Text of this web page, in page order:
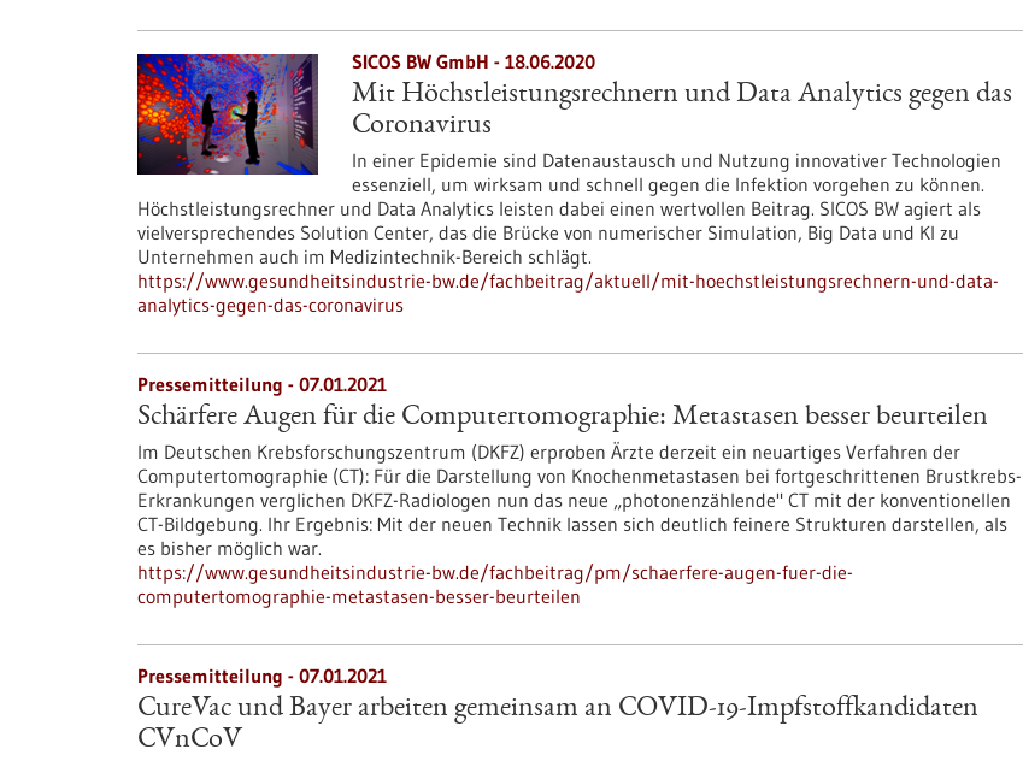
SICOS BW GmbH - 18.06.2020
Mit Höchstleistungsrechnern und Data Analytics gegen das
Coronavirus
In einer Epidemie sind Datenaustausch und Nutzung innovativer Technologien
essenziell, um wirksam und schnell gegen die Infektion vorgehen zu können.
Höchstleistungsrechner und Data Analytics leisten dabei einen wertvollen Beitrag. SICOS BW agiert als
vielversprechendes Solution Center, das die Brücke von numerischer Simulation, Big Data und KI zu
Unternehmen auch im Medizintechnik-Bereich schlägt.
https://www.gesundheitsindustrie-bw.de/fachbeitrag/aktuell/mit-hoechstleistungsrechnern-und-data-
analytics-gegen-das-coronavirus
Pressemitteilung - 07.01.2021
Schärfere Augen für die Computertomographie: Metastasen besser beurteilen
Im Deutschen Krebsforschungszentrum (DKFZ) erproben Ärzte derzeit ein neuartiges Verfahren der
Computertomographie (CT): Für die Darstellung von Knochenmetastasen bei fortgeschrittenen Brustkrebs-
Erkrankungen verglichen DKFZ-Radiologen nun das neue „photonenzählende" CT mit der konventionellen
CT-Bildgebung. Ihr Ergebnis: Mit der neuen Technik lassen sich deutlich feinere Strukturen darstellen, als
es bisher möglich war.
https://www.gesundheitsindustrie-bw.de/fachbeitrag/pm/schaerfere-augen-fuer-die-
computertomographie-metastasen-besser-beurteilen
Pressemitteilung - 07.01.2021
CureVac und Bayer arbeiten gemeinsam an COVID-19-Impfstoffkandidaten
CVnCoV